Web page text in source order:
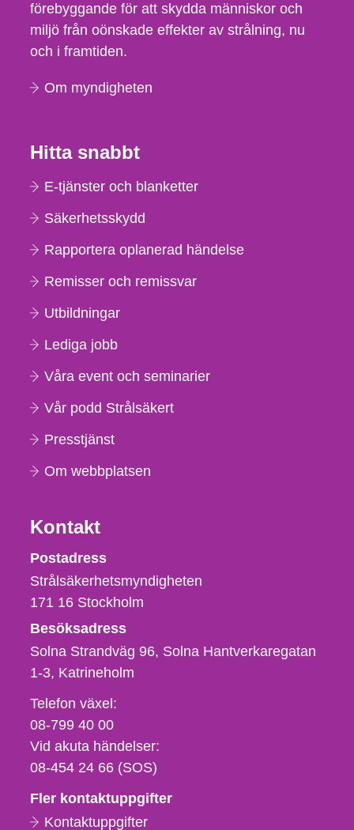
förebyggande för att skydda människor och
miljö från oönskade effekter av strålning, nu
och i framtiden.
Om myndigheten
Hitta snabbt
E-tjänster och blanketter
Säkerhetsskydd
Rapportera oplanerad händelse
Remisser och remissvar
Utbildningar
Lediga jobb
Våra event och seminarier
Vår podd Strålsäkert
Presstjänst
Om webbplatsen
Kontakt
Strålsäkerhetsmyndigheten
Postadress
Strålsäkerhetsmyndigheten
171 16 Stockholm
Besöksadress
Solna Strandväg 96, Solna Hantverkaregatan
1-3 Katrineholm
Telefon,
fax
och
e-
Telefon växel:
08-799 40 00
Vid akuta händelser:
08-454 24 66 (SOS)
Fler kontaktuppgifter
Kontaktuppgifter